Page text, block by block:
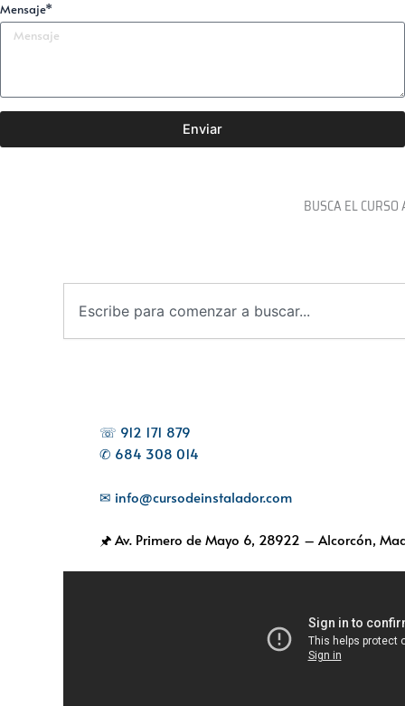
Mensaje*
Enviar
BUSCA EL CURSO
☏ 912 171 879
✆ 684 308 014
✉ info@cursodeinstalador.com
🖈 Av. Primero de Mayo 6, 28922 – Alcorcón,